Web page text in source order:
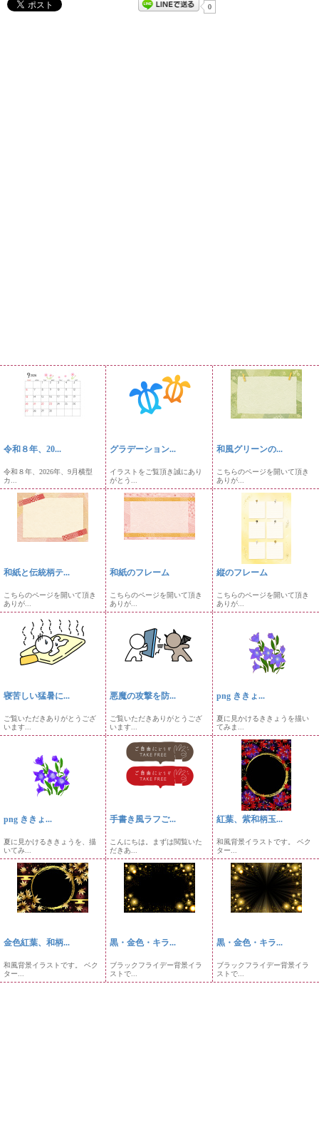
0
令和８年、20...
令和８年、2026年、9月横型
カ...
グラデーション...
イラストをご覧頂き誠にあり
がとう...
和風グリーンの...
こちらのページを開いて頂き
ありが...
和紙と伝統柄テ...
こちらのページを開いて頂き
ありが...
和紙のフレーム
こちらのページを開いて頂き
ありが...
縦のフレーム
こちらのページを開いて頂き
ありが...
寝苦しい猛暑に...
ご覧いただきありがとうござ
います...
悪魔の攻撃を防...
ご覧いただきありがとうござ
います...
png ききょ...
夏に見かけるききょうを描い
てみま...
png ききょ...
夏に見かけるききょうを、描
いてみ...
手書き風ラフご...
こんにちは。まずは閲覧いた
だきあ...
紅葉、紫和柄玉...
和風背景イラストです。 ベク
ター...
金色紅葉、和柄...
和風背景イラストです。 ベク
ター...
黒・金色・キラ...
ブラックフライデー背景イラ
ストで...
黒・金色・キラ...
ブラックフライデー背景イラ
ストで...